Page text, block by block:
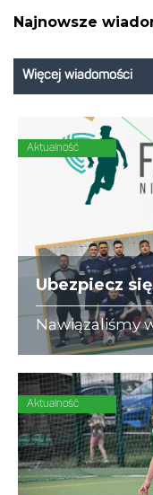
Najnowsze
Więcej wiadomości
Aktualność
Ubezpiecz
Nawiązaliśmy
się
amatorów.
Aktualność